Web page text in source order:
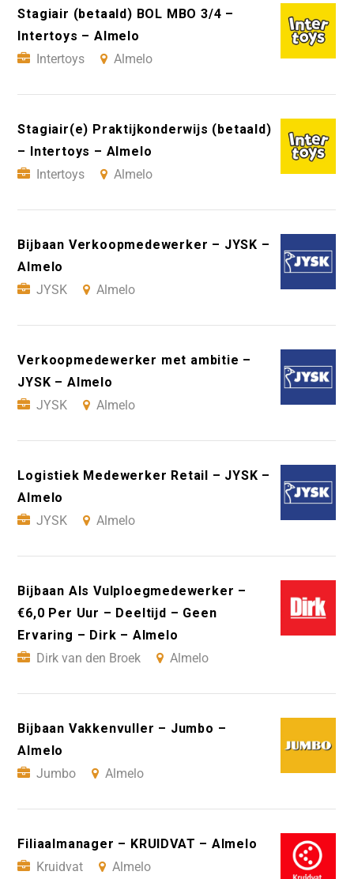
Stagiair (betaald) BOL MBO 3/4 –
Intertoys – Almelo
Intertoys
Almelo
Stagiair(e) Praktijkonderwijs (betaald)
– Intertoys – Almelo
Intertoys
Almelo
Bijbaan Verkoopmedewerker – JYSK –
Almelo
JYSK
Almelo
Verkoopmedewerker met ambitie –
JYSK – Almelo
JYSK
Almelo
Logistiek Medewerker Retail – JYSK –
Almelo
JYSK
Almelo
Bijbaan Als Vulploegmedewerker –
€6,0 Per Uur – Deeltijd – Geen
Ervaring – Dirk – Almelo
Dirk van den Broek
Almelo
Bijbaan Vakkenvuller – Jumbo –
Almelo
Jumbo
Almelo
Filiaalmanager – KRUIDVAT – Almelo
Kruidvat
Almelo